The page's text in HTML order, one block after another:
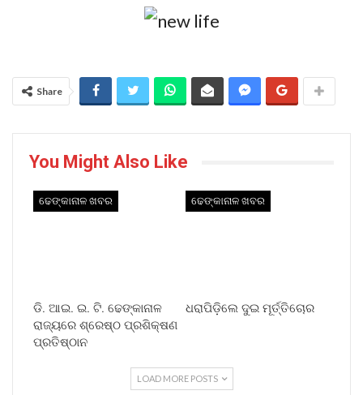
Share
You Might Also Like
ଢେଙ୍କାନାଳ ଖବର
ଡି. ଆଇ. ଇ. ଟି. ଢେଙ୍କାନାଳ
ରାଜ୍ୟରେ ଶ୍ରେଷ୍ଠ ପ୍ରଶିକ୍ଷଣ
ପ୍ରତିଷ୍ଠାନ
ଢେଙ୍କାନାଳ ଖବର
ଧରାପିଡ଼ିଲେ ଦୁଇ ମୂର୍ତ୍ତିଚୋର
LOAD MORE POSTS